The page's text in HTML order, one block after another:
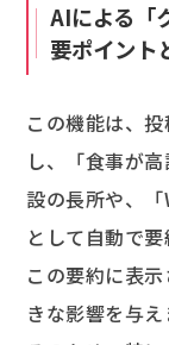
AIによる「
要ポイント
この機能は、
し、「食事が
設の長所や、
として自動で要
この要約に表
きな影響を与え